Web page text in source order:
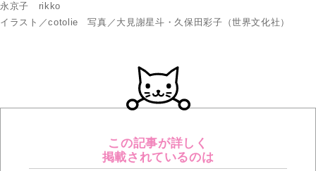
永京子 rikko
イラスト／cotolie 写真／大見謝星斗・久保田彩子（世界文化社）
この記事が詳しく
掲載されているのは